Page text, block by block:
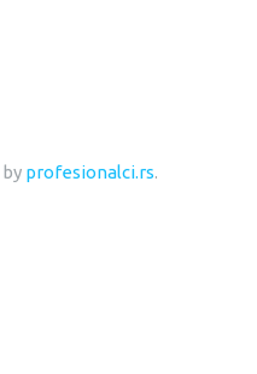
profesionalci.rs.